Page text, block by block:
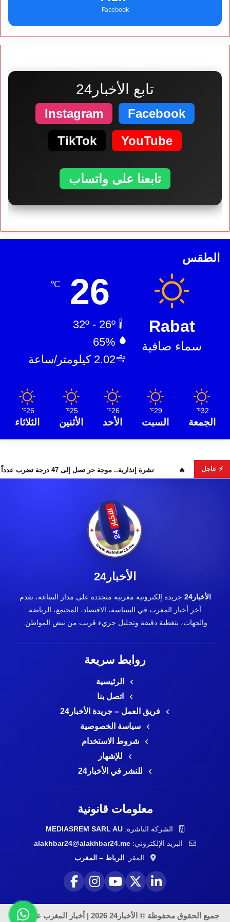
Facebook
تابع الأخبار24
Facebook
Instagram
YouTube
TikTok
تابعنا على واتساب
الطقس
Rabat
سماء صافية
26
℃
65%
2.02 كيلومتر/ساعة
32
℃
الجمعة
29
℃
السبت
26
℃
الأحد
25
℃
الأثنين
26
℃
الثلاثاء
⚡ عاجل
البحث عن هويات الضحايا نشرة إنذارية.. موجة حر تصل إلى 47 درجة تضرب عدداً من أقاليم المغرب
الأخبار24
الأخبار24
جريدة إلكترونية مغربية متجددة على مدار الساعة، تقدم
آخر أخبار المغرب في السياسة، الاقتصاد، المجتمع، الرياضة
والجهات، بتغطية دقيقة وتحليل جريء قريب من نبض المواطن.
روابط سريعة
الرئيسية
اتصل بنا
فريق العمل – جريدة الأخبار24
سياسة الخصوصية
شروط الاستخدام
للإشهار
للنشر في الأخبار24
معلومات قانونية
الشركة الناشرة:MEDIASREM SARL AU
البريد الإلكتروني: alakhbar24@alakhbar24.me
المقر:الرباط – المغرب
جميع الحقوق محفوظة © الأخبار24 2026 | أخبار المغرب على مدار